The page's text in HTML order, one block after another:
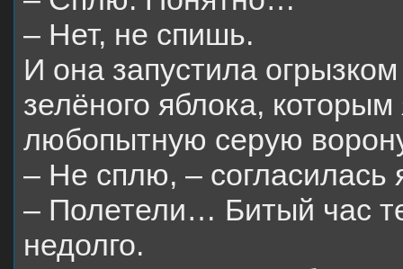
– Нет, не спишь.
И она запустила
зелёного яблока,
любопытную серую
– Не сплю, – согласилась
– Полетели… Битый час
недолго.